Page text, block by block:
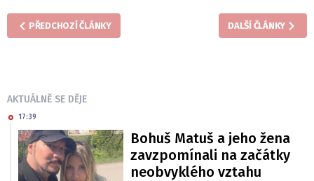
PŘEDCHOZÍ ČLÁNKY DALŠÍ ČLÁNKY
AKTUÁLNĚ SE DĚJE
17:39
Bohuš Matuš a jeho žena
zavzpomínali na začátky
neobvyklého vztahu